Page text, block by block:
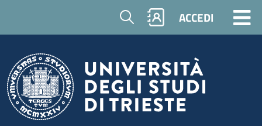
Salta al contenuto principale
Cerca ACCEDI